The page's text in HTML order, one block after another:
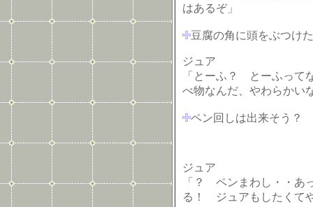
はあるぞ」
豆腐の角に頭をぶつけ
ジュア
「とーふ？ とーふって
べ物なんだ、やわらかい
ペン回しは出来そう？
ジュア
「？ ペンまわし・・あ
る！ ジュアもしたくて